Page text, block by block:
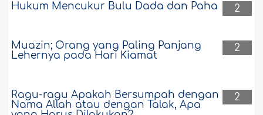
2
Hukum Mencukur Bulu Dada dan Paha
2
Muazin; Orang yang Paling Panjang
Lehernya pada Hari Kiamat
2
Ragu-ragu Apakah Bersumpah dengan
Nama Allah atau dengan Talak, Apa